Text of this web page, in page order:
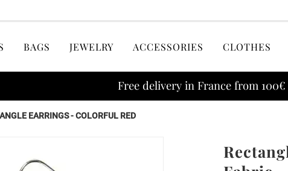
BAGS JEWELRY ACCESSORIES CLOTHES
Free delivery in France from 100€
EARRINGS - COLORFUL RED